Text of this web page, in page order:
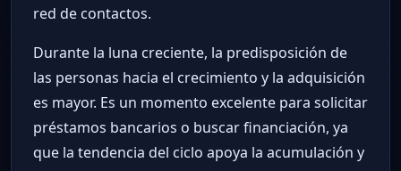
red de contactos.
Durante la luna creciente, la predisposición de
las personas hacia el crecimiento y la adquisición
es mayor. Es un momento excelente para solicitar
préstamos bancarios o buscar financiación, ya
que la tendencia del ciclo apoya la acumulación y